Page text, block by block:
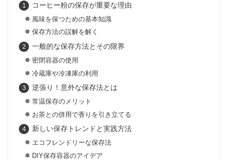
コーヒー粉の保存が重要な理由
風味を保つための基本知識
保存方法の誤解を解く
一般的な保存方法とその限界
密閉容器の使用
冷蔵庫や冷凍庫の利用
逆張り！意外な保存法とは
常温保存のメリット
お茶との併用で香りを引き立てる
新しい保存トレンドと実践方法
エコフレンドリーな保存法
DIY保存容器のアイデア